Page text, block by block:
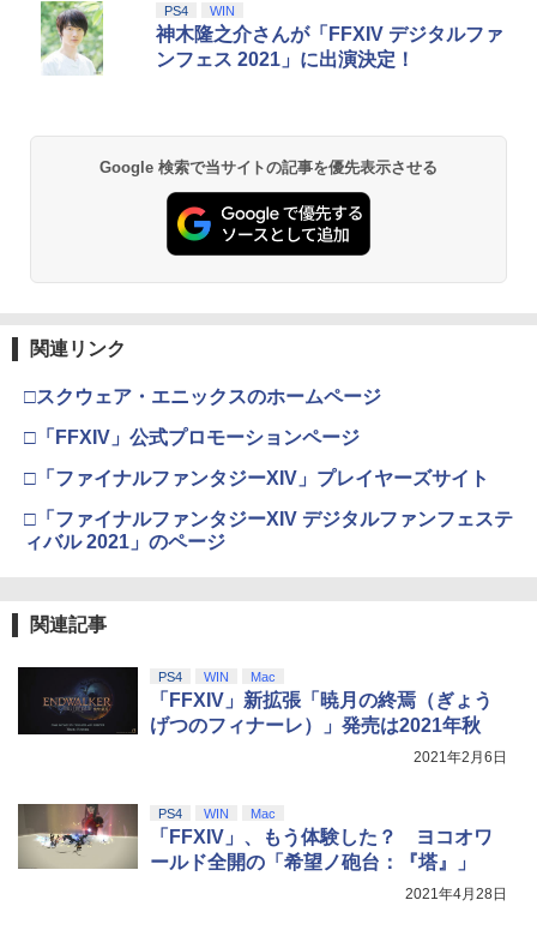
PS4 WIN
神木隆之介さんが「FFXIV デジタルファ
ンフェス 2021」に出演決定！
Google 検索で当サイトの記事を優先表示させる
関連リンク
□スクウェア・エニックスのホームページ
□「FFXIV」公式プロモーションページ
□「ファイナルファンタジーXIV」プレイヤーズサイト
□「ファイナルファンタジーXIV デジタルファンフェステ
ィバル 2021」のページ
関連記事
PS4 WIN Mac
「FFXIV」新拡張「暁月の終焉（ぎょう
げつのフィナーレ）」発売は2021年秋
2021年2月6日
PS4 WIN Mac
「FFXIV」、もう体験した？ ヨコオワ
ールド全開の「希望ノ砲台：『塔』」
2021年4月28日